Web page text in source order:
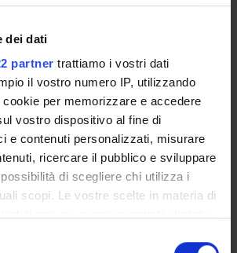
dei dati
partner trattiamo i vostri dati
il vostro numero IP, utilizzando
per memorizzare e accedere
vostro dispositivo al fine di
e contenuti personalizzati, misurare
ricercare il pubblico e sviluppare
di scegliere chi utilizza i
scopi. Le vostre scelte in materia di
capillare
sicura dei farmaci per via
ed eseguire l’iniezione
venoso periferico e collegarlo alla
sapere leggere una prescrizione di
professionale applicate a